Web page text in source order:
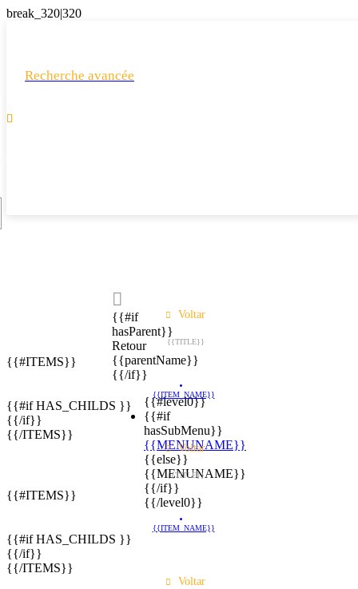
Recherche avancée

{{#if
hasParent}}
Retour
{{parentName}}
{{/if}}
{{#level0}}
{{#if
hasSubMenu}}
{{MENUNAME}}
{{else}}
{{MENUNAME}}
{{/if}}
{{/level0}}
Voltar
{{TITLE}}
{{#ITEMS}}
{{ITEM_NAME}}
{{#if HAS_CHILDS }}
{{/if}}
{{/ITEMS}}
Voltar
{{TITLE}}
{{#ITEMS}}
{{ITEM_NAME}}
{{#if HAS_CHILDS }}
{{/if}}
{{/ITEMS}}
Voltar